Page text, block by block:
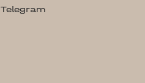
Telegram